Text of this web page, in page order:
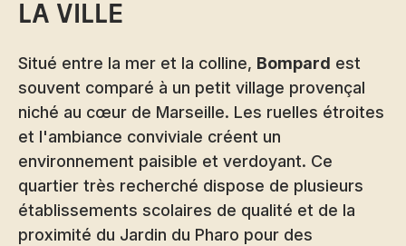
la ville
Situé entre la mer et la colline, Bompard est
souvent comparé à un petit village provençal
niché au cœur de Marseille. Les ruelles étroites
et l'ambiance conviviale créent un
environnement paisible et verdoyant. Ce
quartier très recherché dispose de plusieurs
établissements scolaires de qualité et de la
proximité du Jardin du Pharo pour des